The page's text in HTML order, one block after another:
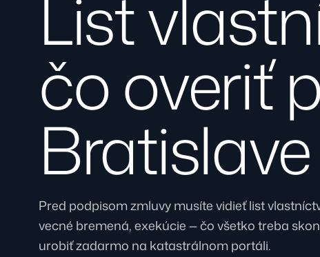
List
čo overiť
Bratislave
Pred podpisom zmluvy musíte vidieť list
vecné bremená, exekúcie — čo všetko treba
urobiť zadarmo na katastrálnom portáli.